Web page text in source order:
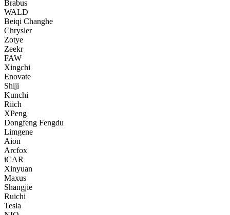
Brabus
WALD
Beiqi Changhe
Chrysler
Zotye
Zeekr
FAW
Xingchi
Enovate
Shiji
Kunchi
Riich
XPeng
Dongfeng Fengdu
Limgene
Aion
Arcfox
iCAR
Xinyuan
Maxus
Shangjie
Ruichi
Tesla